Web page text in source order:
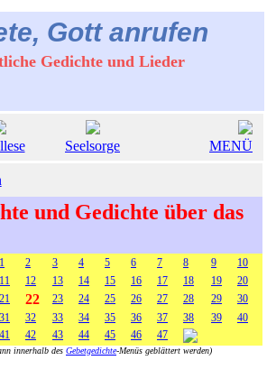
Gott anrufen
Gedichte und Lieder
Seelsorge MENÜ
und Gedichte über das
1 2 3 4 5 6 7 8 9
10
11 12 13 14 15 16 17 18 19
20
21 22 23 24 25 26 27 28 29
30
31 32 33 34 35 36 37 38 39
40
41 42 43 44 45 46 47
innerhalb des Gebetgedichte-Menüs geblättert werden)